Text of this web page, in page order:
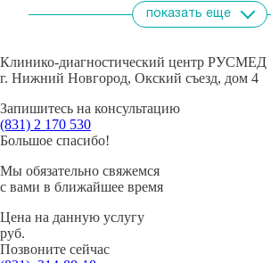
показать еще
Клинико-диагностический центр РУСМЕД
г. Нижний Новгород, Окский съезд, дом 4
Запишитесь на консультацию
(831) 2 170 530
Большое спасибо!
Мы обязательно свяжемся
с вами в ближайшее время
Цена на данную услугу
руб.
Позвоните сейчас